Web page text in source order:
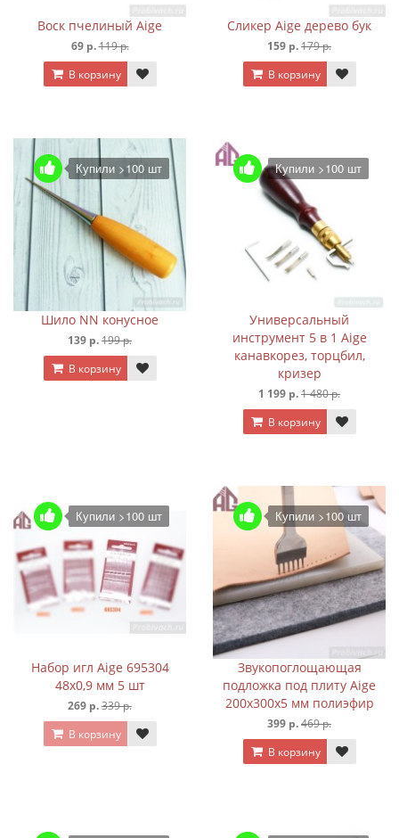
Воск пчелиный Aige
69 р.119 р.
В корзину
Сликер Aige дерево бук
159 р.179 р.
В корзину
Купили >100 шт
Шило NN конусное
139 р.199 р.
В корзину
Купили >100 шт
Универсальный
инструмент 5 в 1 Aige
канавкорез, торцбил,
кризер
1 199 р.1 480 р.
В корзину
Купили >100 шт
Набор игл Aige 695304
48х0,9 мм 5 шт
269 р.339 р.
В корзину
Купили >100 шт
Звукопоглощающая
подложка под плиту Aige
200х300х5 мм полиэфир
399 р.469 р.
В корзину